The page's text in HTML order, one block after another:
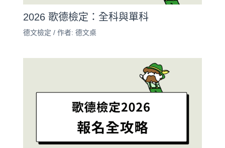
2026 歌德檢定：全科與單科
德文檢定 / 作者: 德文桌